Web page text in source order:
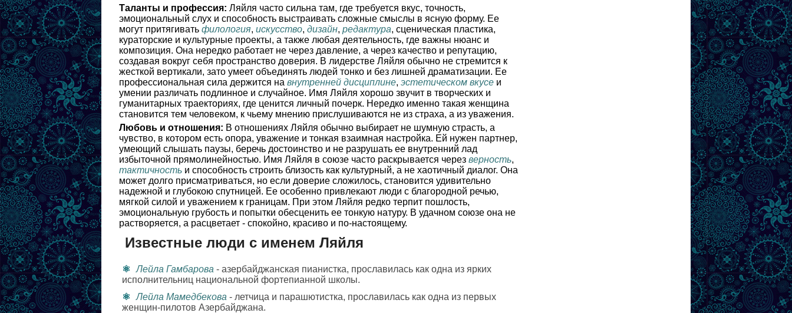
Таланты и профессия: Ляйля часто сильна там, где требуется вкус, точность,
эмоциональный слух и способность выстраивать сложные смыслы в ясную форму. Ее
могут притягивать филология, искусство, дизайн, редактура, сценическая пластика,
кураторские и культурные проекты, а также любая деятельность, где важны нюанс и
композиция. Она нередко работает не через давление, а через качество и репутацию,
создавая вокруг себя пространство доверия. В лидерстве Ляйля обычно не стремится к
жесткой вертикали, зато умеет объединять людей тонко и без лишней драматизации. Ее
профессиональная сила держится на внутренней дисциплине, эстетическом вкусе и
умении различать подлинное и случайное. Имя Ляйля хорошо звучит в творческих и
гуманитарных траекториях, где ценится личный почерк. Нередко именно такая женщина
становится тем человеком, к чьему мнению прислушиваются не из страха, а из уважения.
Любовь и отношения: В отношениях Ляйля обычно выбирает не шумную страсть, а
чувство, в котором есть опора, уважение и тонкая взаимная настройка. Ей нужен партнер,
умеющий слышать паузы, беречь достоинство и не разрушать ее внутренний лад
избыточной прямолинейностью. Имя Ляйля в союзе часто раскрывается через верность,
тактичность и способность строить близость как культурный, а не хаотичный диалог. Она
может долго присматриваться, но если доверие сложилось, становится удивительно
надежной и глубокою спутницей. Ее особенно привлекают люди с благородной речью,
мягкой силой и уважением к границам. При этом Ляйля редко терпит пошлость,
эмоциональную грубость и попытки обесценить ее тонкую натуру. В удачном союзе она не
растворяется, а расцветает - спокойно, красиво и по-настоящему.
Известные люди с именем Ляйля
Лейла Гамбарова - азербайджанская пианистка, прославилась как одна из ярких
исполнительниц национальной фортепианной школы.
Лейла Мамедбекова - летчица и парашютистка, прославилась как одна из первых
женщин-пилотов Азербайджана.